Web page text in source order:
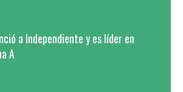
a Independiente y es líder en
A